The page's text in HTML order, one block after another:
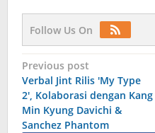
Follow Us On
Post
navigation
Previous post
Verbal Jint Rilis 'My Type
2', Kolaborasi dengan Kang
Min Kyung Davichi &
Sanchez Phantom